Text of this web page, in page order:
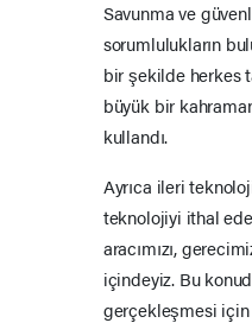
Savunma ve
sorumlulukların
bir şekilde herkes
büyük bir
kullandı.
Ayrıca ileri
teknolojiyi ithal
aracımızı,
içindeyiz. Bu
gerçekleşmesi